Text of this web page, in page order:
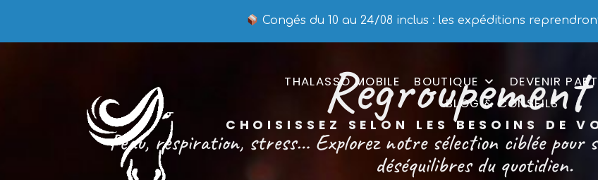
THALASSO MOBILE BOUTIQUE DEVENIR
BLOG & CONSEILS
CHOISISSEZ SELON LES BESOINS DE
Peau, respiration, stress… Explorez notre sélection ciblée pour
déséquilibres du quotidien.
Congés du 10 au 24/08 inclus : les expéditions